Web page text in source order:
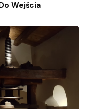
Wejścia